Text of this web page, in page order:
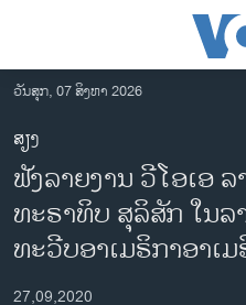
ເຂົ້າ
ຫາ
ຂ້າມ
ຂ້າມ
ຂ້າມ
ໄປ
ຫາ
ຊອກ
ລາວ
ອາເມຣິກາ
ການເລືອກຕັ້ງ ປະທານາທີບໍດີ ສະ
ວັນສຸກ, 07 ສິງຫາ 2026
ສຽງ
ຟັງລາຍງານ ວີໂອເອ
ທະຣາທິບ ສຸລິສັກ ໃນ
ທະວີບອາເມຣິກາອາເ
27,09,2020